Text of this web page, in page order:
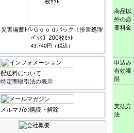
災害備蓄ﾄｲﾚＧｏｏｄパック〔排泄処理
ﾊﾟｯｸ〕200枚ｾｯﾄ
43,740円（税込）
配送料について
特定商取引法の表示
メルマガの購読・解除
商品以
外の必
要料金
申込み
有効期
限
支払方
法